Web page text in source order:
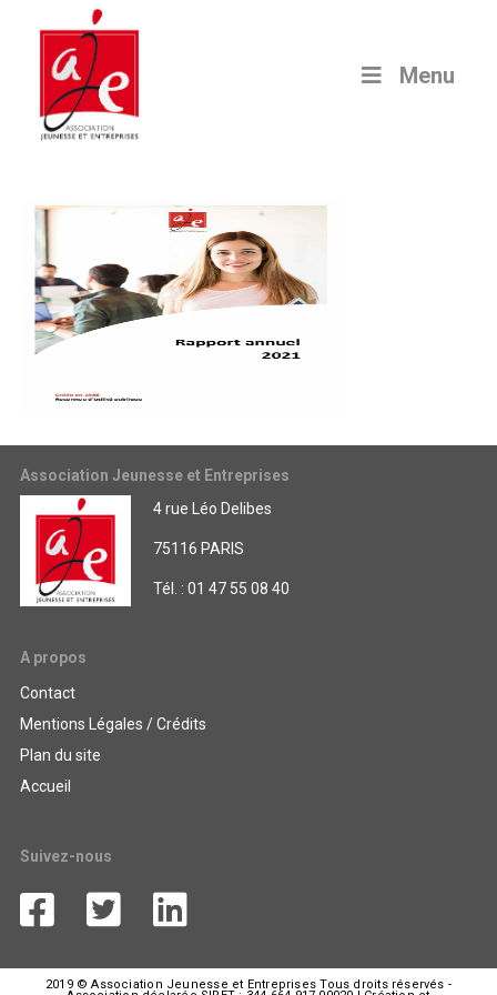
Menu
Association Jeunesse et Entreprises
4 rue Léo Delibes
75116 PARIS
Tél. : 01 47 55 08 40
A propos
Contact
Mentions Légales / Crédits
Plan du site
Accueil
Suivez-nous
2019 © Association Jeunesse et Entreprises Tous droits réservés -